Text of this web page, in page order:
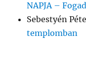
NAPJA –
Sebestyén
templomban